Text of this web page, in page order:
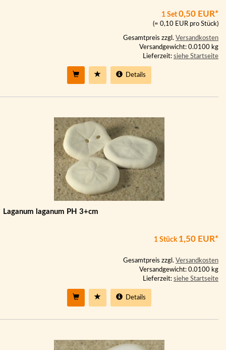
1 Set 0,50 EUR*
(= 0,10 EUR pro Stück)
Gesamtpreis zzgl. Versandkosten
Versandgewicht: 0.0100 kg
Lieferzeit: siehe Startseite
Details
Laganum laganum PH 3+cm
1 Stück 1,50 EUR*
Gesamtpreis zzgl. Versandkosten
Versandgewicht: 0.0100 kg
Lieferzeit: siehe Startseite
Details